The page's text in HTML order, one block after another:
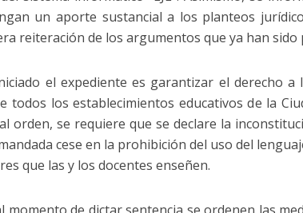
un aporte sustancial a los planteos
reiteración de los argumentos que ya han sido
el expediente es garantizar el derecho a
todos los establecimientos educativos de la
orden, se requiere que se declare la
cese en la prohibición del uso del
que las y los docentes enseñen.